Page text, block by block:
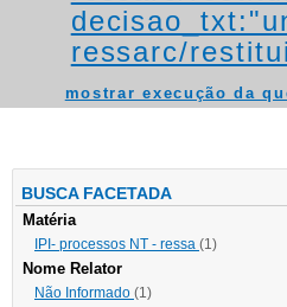
ressarc/
mostrar execução da
BUSCA FACETADA
Matéria
IPI- processos NT - ressa (1)
Nome Relator
Não Informado (1)